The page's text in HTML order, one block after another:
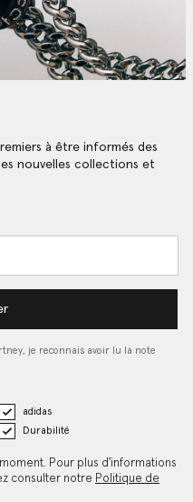
à être informés des
nouvelles collections et
je reconnais avoir lu la note
adidas
Durabilité
Pour plus d'informations
consulter notre Politique de